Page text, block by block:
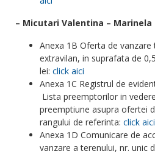
– Micutari Valentina – Marinela
Anexa 1B Oferta de
extravilan, in suprafata de
lei: click aici
Anexa 1C Registrul de
Lista preemptorilor in
preemptiune asupra ofertei
rangului de referinta: click aici
Anexa 1D Comunicare de
vanzare a terenului, nr. unic